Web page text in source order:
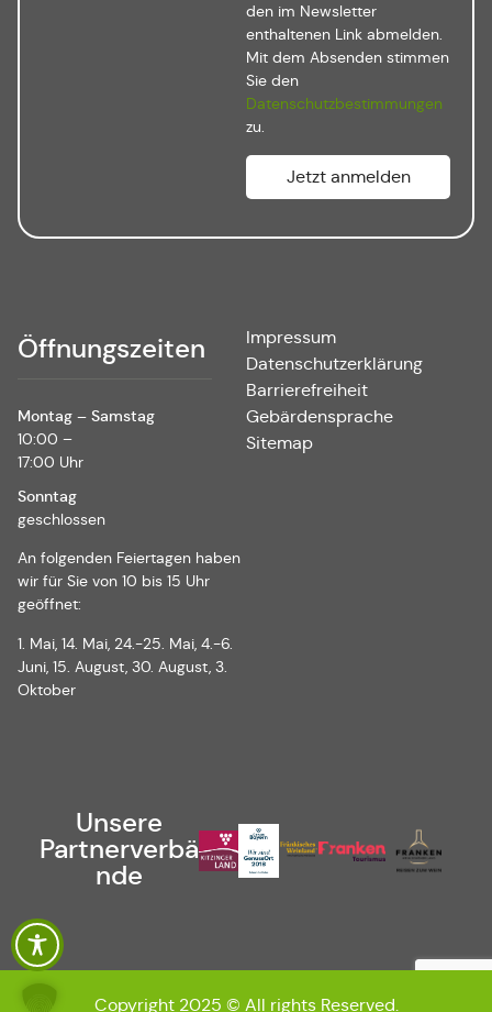
den im Newsletter
enthaltenen Link abmelden.
Mit dem Absenden stimmen
Sie den
Datenschutzbestimmungen
zu.
Öffnungszeiten
Montag – Samstag
10:00 –
17:00 Uhr
Sonntag
geschlossen
An folgenden Feiertagen haben
wir für Sie von 10 bis 15 Uhr
geöffnet:
1. Mai, 14. Mai, 24.-25. Mai, 4.-6.
Juni, 15. August, 30. August, 3.
Oktober
Impressum
Datenschutzerklärung
Barrierefreiheit
Gebärdensprache
Sitemap
Unsere
Partnerverbä
nde
Copyright 2025 © All rights Reserved.